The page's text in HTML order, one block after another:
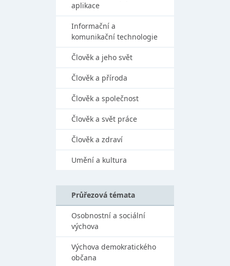
aplikace
Informační a
komunikační technologie
Člověk a jeho svět
Člověk a příroda
Člověk a společnost
Člověk a svět práce
Člověk a zdraví
Umění a kultura
Průřezová témata
Osobnostní a sociální
výchova
Výchova demokratického
občana